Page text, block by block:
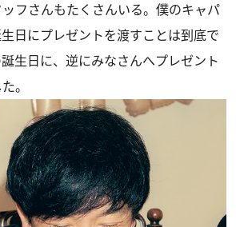
フさんもたくさんいる。僕のキャパ
日にプレゼントを渡すことは到底で
生日に、逆にみなさんへプレゼント
。